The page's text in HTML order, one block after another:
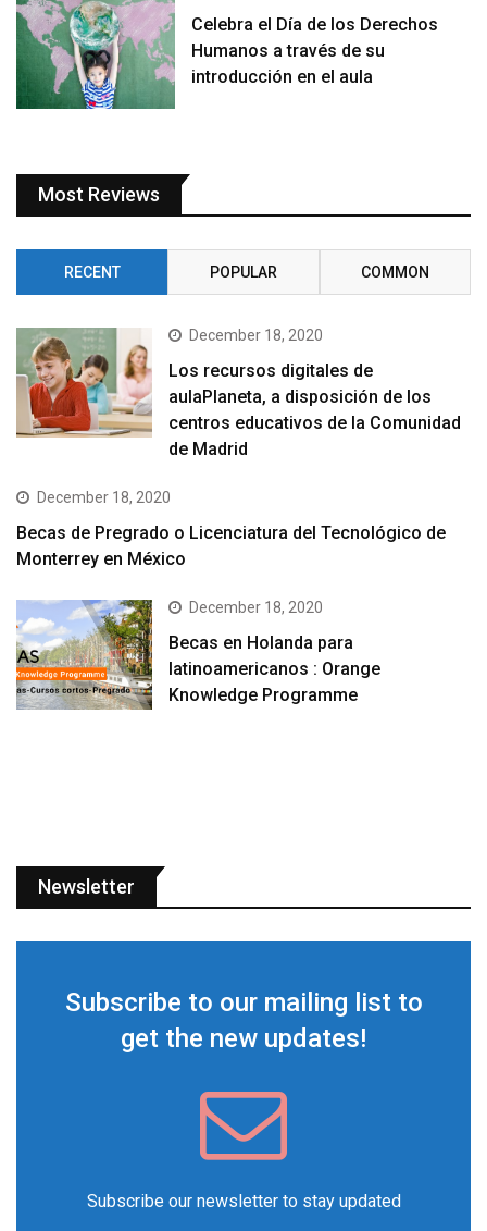
Celebra el Día de los Derechos
Humanos a través de su
introducción en el aula
Most Reviews
RECENT POPULAR COMMON
December 18, 2020
Los recursos digitales de
aulaPlaneta, a disposición de los
centros educativos de la Comunidad
de Madrid
December 18, 2020
Becas de Pregrado o Licenciatura del Tecnológico de
Monterrey en México
December 18, 2020
Becas en Holanda para
latinoamericanos : Orange
Knowledge Programme
Newsletter
Subscribe to our mailing list to
get the new updates!
Subscribe our newsletter to stay updated